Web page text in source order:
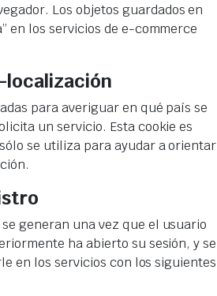
Los objetos guardados en
en los servicios de e-commerce
localización
para averiguar en qué país se
un servicio. Esta cookie es
se utiliza para ayudar a orientar
generan una vez que el usuario
ha abierto su sesión, y se
en los servicios con los siguientes